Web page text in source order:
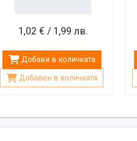
1,02 € / 1,99 лв.
Добави в количката
Добавен в количката